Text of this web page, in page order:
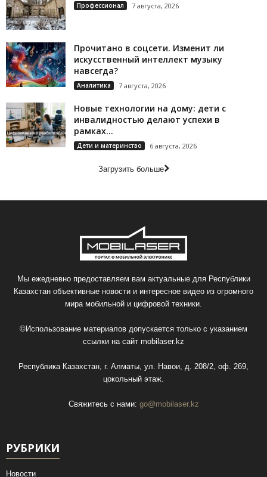
Профессионал 7 августа, 2026
Прочитано в соцсети. Изменит ли
искусственный интеллект музыку
навсегда?
Аналитика 7 августа, 2026
Новые технологии на дому: дети с
инвалидностью делают успехи в
рамках...
Дети и материнство 6 августа, 2026
Загрузить больше
Мы ежедневно предоставляем вам актуальные для Республики
Казахстан объективные новости и интересное видео из огромного
мира мобильной и цифровой техники.
©Использование материалов допускается только с указанием
ссылки на сайт mobilaser.kz
Республика Казахстан, г. Алматы, ул. Навои, д. 208/2, оф. 269,
цокольный этаж.
Свяжитесь с нами: go@mobilaser.kz
РУБРИКИ
Новости